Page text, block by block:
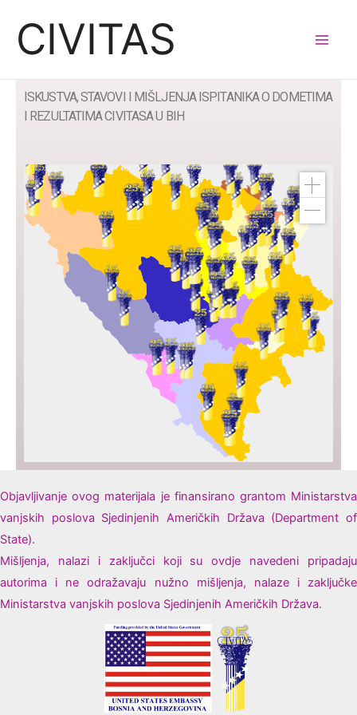
CIVITAS
ISKUSTVA, STAVOVI I MIŠLJENJA ISPITANIKA O DOMETIMA
I REZULTATIMA CIVITASA U BIH
Objavljivanje ovog materijala je finansirano grantom Ministarstva
vanjskih poslova Sjedinjenih Američkih Država (Department of
State).
Mišljenja, nalazi i zaključci koji su ovdje navedeni pripadaju
autorima i ne odražavaju nužno mišljenja, nalaze i zaključke
Ministarstva vanjskih poslova Sjedinjenih Američkih Država.